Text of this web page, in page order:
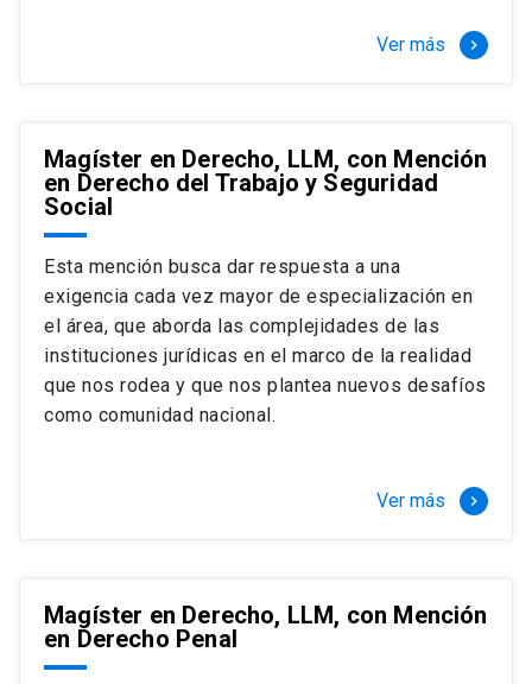
Ver más keyboard_arrow_right
Magíster en Derecho, LLM, con Mención
en Derecho del Trabajo y Seguridad
Social
Esta mención busca dar respuesta a una
exigencia cada vez mayor de especialización en
el área, que aborda las complejidades de las
instituciones jurídicas en el marco de la realidad
que nos rodea y que nos plantea nuevos desafíos
como comunidad nacional.
Ver más keyboard_arrow_right
Magíster en Derecho, LLM, con Mención
en Derecho Penal